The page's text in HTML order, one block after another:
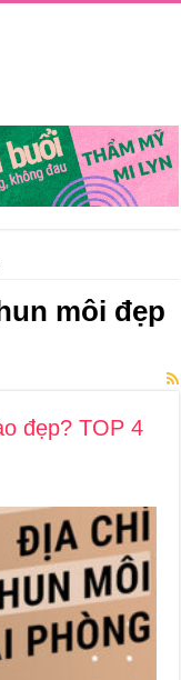
môi đẹp
đẹp? TOP 4